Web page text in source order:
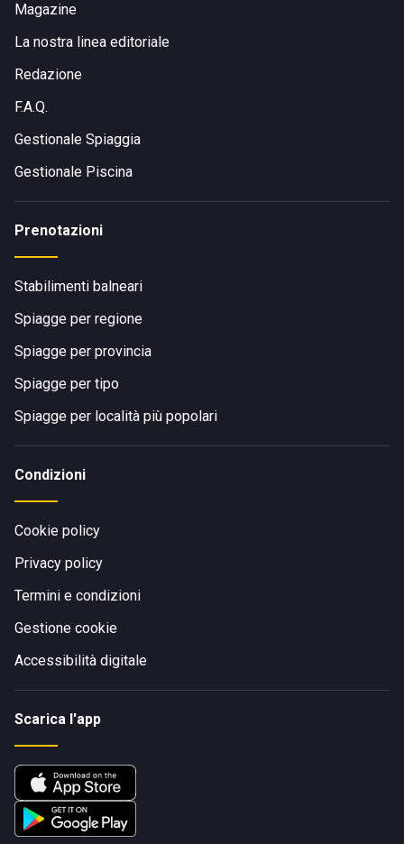
Magazine
La nostra linea editoriale
Redazione
F.A.Q.
Gestionale Spiaggia
Gestionale Piscina
Prenotazioni
Stabilimenti balneari
Spiagge per regione
Spiagge per provincia
Spiagge per tipo
Spiagge per località più popolari
Condizioni
Cookie policy
Privacy policy
Termini e condizioni
Gestione cookie
Accessibilità digitale
Scarica l'app